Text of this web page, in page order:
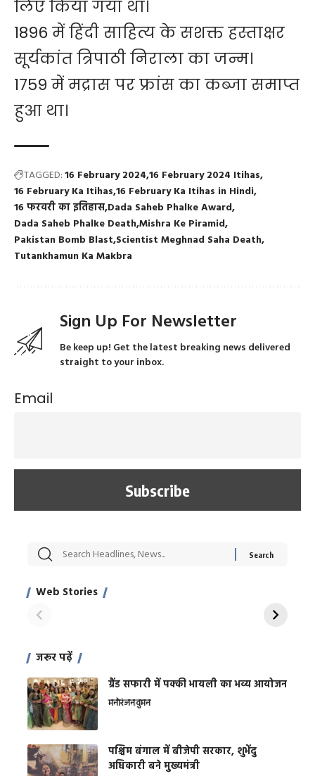
लिए किया गया था।
1896 में हिंदी साहित्य के सशक्त हस्ताक्षर
सूर्यकांत त्रिपाठी निराला का जन्म।
1759 में मद्रास पर फ्रांस का कब्जा समाप्त
हुआ था।
TAGGED:16 February 2024 16 February 2024 Itihas
16 February Ka Itihas 16 February Ka Itihas in Hindi
16 फरवरी का इतिहास Dada Saheb Phalke Award
Dada Saheb Phalke DeathMishra Ke Piramid
Pakistan Bomb Blast Scientist Meghnad Saha Death
Tutankhamun Ka Makbra
Sign Up For Newsletter
Be keep up! Get the latest breaking news delivered
straight to your inbox.
Email
Web Stories
सट्टेबाजी में अरेस्ट हुए
साहिल खान
रोज एक कच्चे लहसुन
जरूर पढ़ें
ग्रैंड सफारी में पक्की भायली का भव्य आयोजन
मनोरंजनवुमन
पश्चिम बंगाल में बीजेपी सरकार, शुभेंदु
अधिकारी बने मुख्यमंत्री